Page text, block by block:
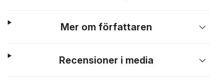
Mer om författaren
Recensioner i media